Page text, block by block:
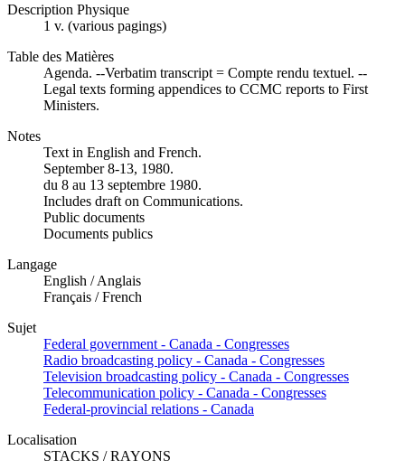
Description Physique
1 v. (various pagings)
Table des Matières
Agenda. --Verbatim transcript = Compte rendu textuel. --
Legal texts forming appendices to CCMC reports to First
Ministers.
Notes
Text in English and French.
September 8-13, 1980.
du 8 au 13 septembre 1980.
Includes draft on Communications.
Public documents
Documents publics
Langage
English / Anglais
Français / French
Sujet
Federal government - Canada - Congresses
Radio broadcasting policy - Canada - Congresses
Television broadcasting policy - Canada - Congresses
Telecommunication policy - Canada - Congresses
Federal-provincial relations - Canada
Localisation
STACKS / RAYONS